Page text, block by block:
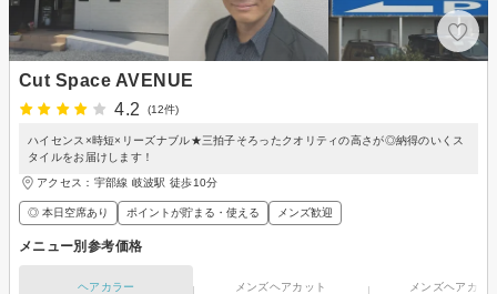
Cut Space AVENUE
4.2
(12件)
ハイセンス×時短×リーズナブル★三拍子そろったクオリティの高さが◎納得のいくス
タイルをお届けします！
アクセス：宇部線 岐波駅 徒歩10分
◎ 本日空席あり ポイントが貯まる・使える メンズ歓迎
メニュー別参考価格
ヘアカラー メンズヘアカット メンズヘアカラ